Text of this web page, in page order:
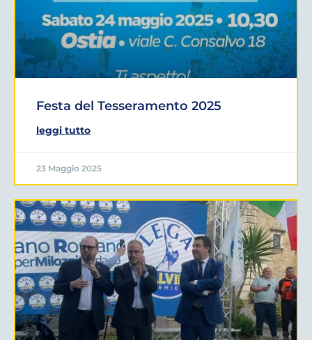
Festa del Tesseramento 2025
leggi tutto
23 Maggio 2025